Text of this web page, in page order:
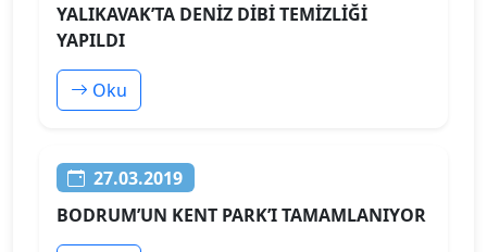
YALIKAVAK’TA DENİZ DİBİ TEMİZLİĞİ
YAPILDI
Oku
27.03.2019
BODRUM’UN KENT PARK’I TAMAMLANIYOR